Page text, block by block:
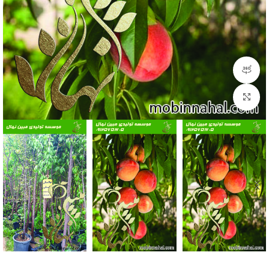
مشاهده 360 درجه
بزرگنمایی تصویر